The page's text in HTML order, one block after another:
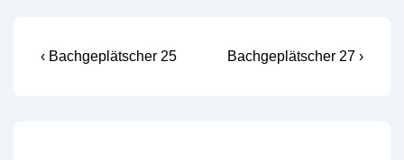
Beitragsnavigation
Vorheriger
‹ Bachgeplätscher 25
Nächster
Bachgeplätscher 27 ›